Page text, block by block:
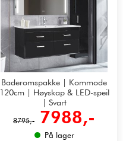
Baderomspakke | Kommode
120cm | Høyskap & LED-speil
| Svart
8795,- 7988,-
På lager